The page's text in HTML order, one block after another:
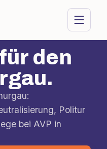
den
Politur
bei AVP in